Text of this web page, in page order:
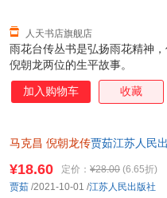
雨花台传丛书是弘扬雨花精神
倪朝龙两位的生平故事。
人天书店旗舰店
加入购物车 收藏
马克昌 倪朝龙传贾茹江苏人民
¥18.60 定价： ¥28.00 (6.65折)
贾茹 /2021-10-01 /江苏人民出版社